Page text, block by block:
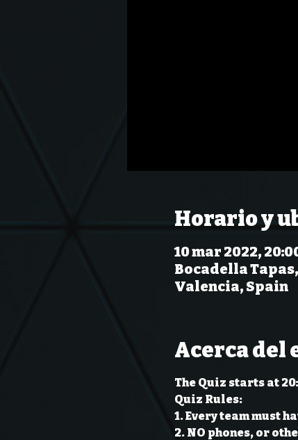
Horario y
10 mar 2022,
Bocadella
Valencia, Spain
Acerca del
The Quiz starts at
Quiz Rules:
1. Every team must
2. NO phones, or